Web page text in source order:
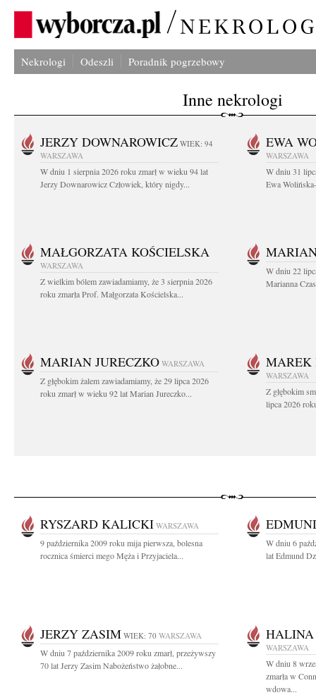
Nekrologi Odeszli Poradnik pogrzebowy
Inne nekrologi
JERZY DOWNAROWICZ WIEK: 94
WARSZAWA
W dniu 1 sierpnia 2026 roku zmarł w wieku 94 lat
Jerzy Downarowicz Człowiek, który nigdy...
EWA
WARSZAWA
W dniu 31
Ewa
MAŁGORZATA KOŚCIELSKA
WARSZAWA
Z wielkim bólem zawiadamiamy, że 3 sierpnia 2026
roku zmarła Prof. Małgorzata Kościelska...
W dniu 22
Marianna
MARIAN JURECZKO WARSZAWA
Z głębokim żalem zawiadamiamy, że 29 lipca 2026
roku zmarł w wieku 92 lat Marian Jureczko...
MAREK
WARSZAWA
Z głębokim
lipca 2026
RYSZARD KALICKI WARSZAWA
9 października 2009 roku mija pierwsza, bolesna
rocznica śmierci mego Męża i Przyjaciela...
W dniu 6
lat Edmund
JERZY ZASIM WIEK: 70 WARSZAWA
W dniu 7 października 2009 roku zmarł, przeżywszy
70 lat Jerzy Zasim Nabożeństwo żałobne...
WARSZAWA
W dniu 8
zmarła w
wdowa...